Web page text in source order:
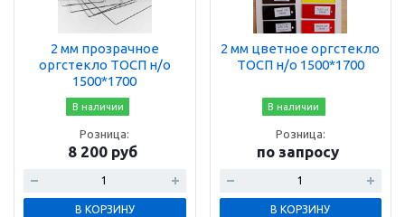
2 мм прозрачное
оргстекло ТОСП н/о
1500*1700
В наличии
Розница:
8 200 руб
В КОРЗИНУ
2 мм цветное оргстекло
ТОСП н/о 1500*1700
В наличии
Розница:
по запросу
В КОРЗИНУ